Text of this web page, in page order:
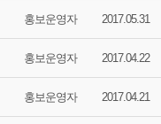
홍보운영자 2017.05.31
홍보운영자 2017.04.22
홍보운영자 2017.04.21